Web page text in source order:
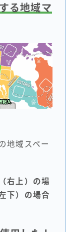
る地域マ
地域スペー
右上）の場
下）の場合